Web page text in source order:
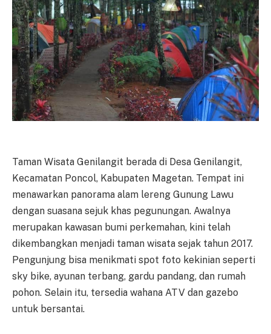
Taman Wisata Genilangit berada di Desa Genilangit,
Kecamatan Poncol, Kabupaten Magetan. Tempat ini
menawarkan panorama alam lereng Gunung Lawu
dengan suasana sejuk khas pegunungan. Awalnya
merupakan kawasan bumi perkemahan, kini telah
dikembangkan menjadi taman wisata sejak tahun 2017.
Pengunjung bisa menikmati spot foto kekinian seperti
sky bike, ayunan terbang, gardu pandang, dan rumah
pohon. Selain itu, tersedia wahana ATV dan gazebo
untuk bersantai.